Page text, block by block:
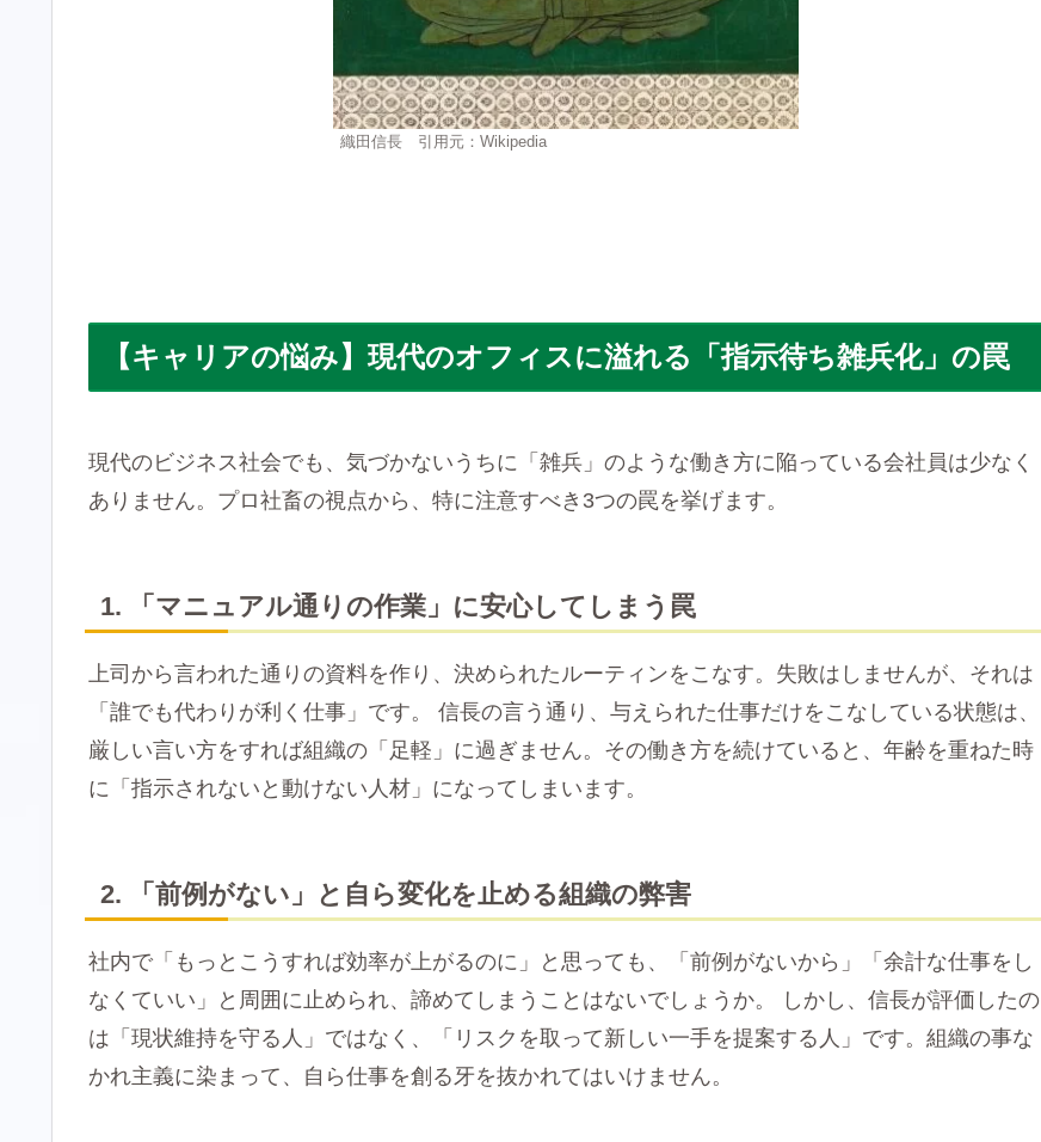
織田信長 引用元：Wikipedia
【キャリアの悩み】現代のオフィスに溢れる「指示待ち雑兵化」の罠
現代のビジネス社会でも、気づかないうちに「雑兵」のような働き方に陥っている会社員は少なく
ありません。プロ社畜の視点から、特に注意すべき3つの罠を挙げます。
1. 「マニュアル通りの作業」に安心してしまう罠
上司から言われた通りの資料を作り、決められたルーティンをこなす。失敗はしませんが、それは
「誰でも代わりが利く仕事」です。 信長の言う通り、与えられた仕事だけをこなしている状態は、
厳しい言い方をすれば組織の「足軽」に過ぎません。その働き方を続けていると、年齢を重ねた時
に「指示されないと動けない人材」になってしまいます。
2. 「前例がない」と自ら変化を止める組織の弊害
社内で「もっとこうすれば効率が上がるのに」と思っても、「前例がないから」「余計な仕事をし
なくていい」と周囲に止められ、諦めてしまうことはないでしょうか。 しかし、信長が評価したの
は「現状維持を守る人」ではなく、「リスクを取って新しい一手を提案する人」です。組織の事な
かれ主義に染まって、自ら仕事を創る牙を抜かれてはいけません。